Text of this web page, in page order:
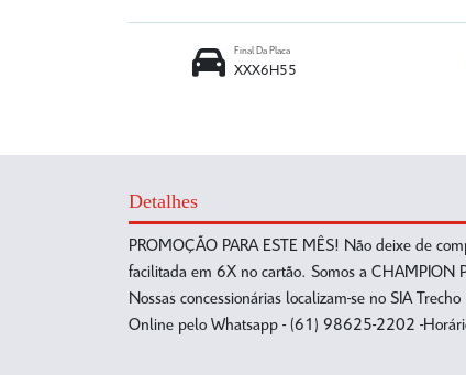
Final Da Placa
XXX6H55
Detalhes
PROMOÇÃO PARA ESTE MÊS! Não deixe de
facilitada em 6X no cartão. Somos a CHAMPION
Nossas concessionárias localizam-se no SIA
Online pelo Whatsapp - (61) 98625-2202 -